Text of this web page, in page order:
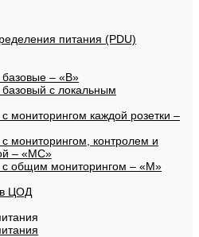
питания (PDU)
базовые – «В»
базовый с локальным
мониторингом каждой розетки –
мониторингом, контролем и
– «МС»
с общим мониторингом – «М»
ЦОД